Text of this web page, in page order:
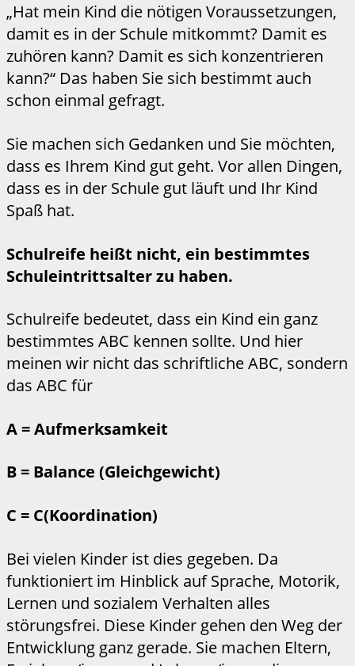
„Hat mein Kind die nötigen Voraussetzungen,
damit es in der Schule mitkommt? Damit es
zuhören kann? Damit es sich konzentrieren
kann?“ Das haben Sie sich bestimmt auch
schon einmal gefragt.
Sie machen sich Gedanken und Sie möchten,
dass es Ihrem Kind gut geht. Vor allen Dingen,
dass es in der Schule gut läuft und Ihr Kind
Spaß hat.
Schulreife heißt nicht, ein bestimmtes
Schuleintrittsalter zu haben.
Schulreife bedeutet, dass ein Kind ein ganz
bestimmtes ABC kennen sollte. Und hier
meinen wir nicht das schriftliche ABC, sondern
das ABC für
A = Aufmerksamkeit
B = Balance (Gleichgewicht)
C = C(Koordination)
Bei vielen Kinder ist dies gegeben. Da
funktioniert im Hinblick auf Sprache, Motorik,
Lernen und sozialem Verhalten alles
störungsfrei. Diese Kinder gehen den Weg der
Entwicklung ganz gerade. Sie machen Eltern,